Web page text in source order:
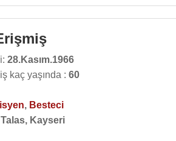
28.Kasım.1966
kaç yaşında : 60
, Besteci
Talas, Kayseri